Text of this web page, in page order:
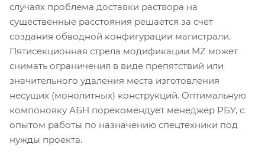
случаях проблема доставки раствора на
существенные расстояния решается за счет
создания обводной конфигурации магистрали.
Пятисекционная стрела модификации MZ может
снимать ограничения в виде препятствий или
значительного удаления места изготовления
несущих (монолитных) конструкций. Оптимальную
компоновку АБН порекомендует менеджер РБУ, с
опытом работы по назначению спецтехники под
нужды проекта.